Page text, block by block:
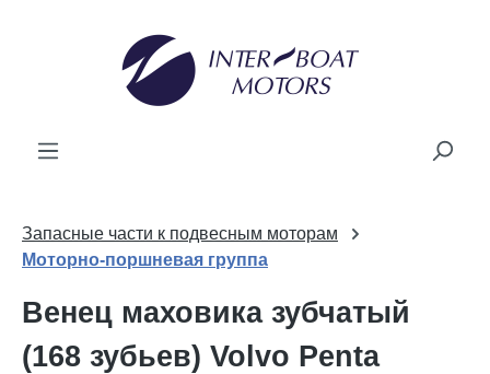
Запасные части к подвесным моторам
Моторно-поршневая группа
Венец маховика зубчатый
(168 зубьев) Volvo Penta